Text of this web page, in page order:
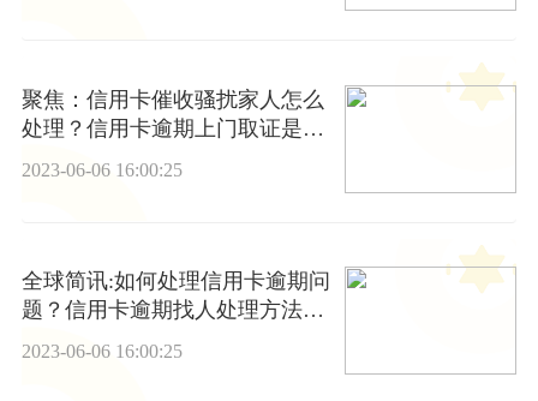
聚焦：信用卡催收骚扰家人怎么
处理？信用卡逾期上门取证是真
的吗？
2023-06-06 16:00:25
全球简讯:如何处理信用卡逾期问
题？信用卡逾期找人处理方法是
什么？
2023-06-06 16:00:25